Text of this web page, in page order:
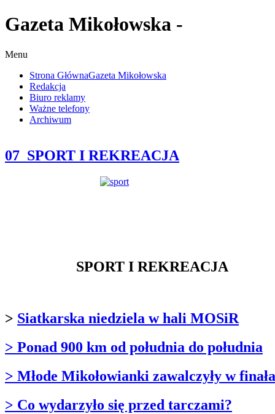
Gazeta Mikołowska -
Menu
Strona GłównaGazeta Mikołowska
Redakcja
Biuro reklamy
Ważne telefony
Archiwum
07_SPORT I REKREACJA
SPORT I REKREACJA
> Siatkarska niedziela w hali MOSiR
> Ponad 900 km od południa do południa
> Młode Mikołowianki zawalczyły w
> Co wydarzyło się przed tarczami?